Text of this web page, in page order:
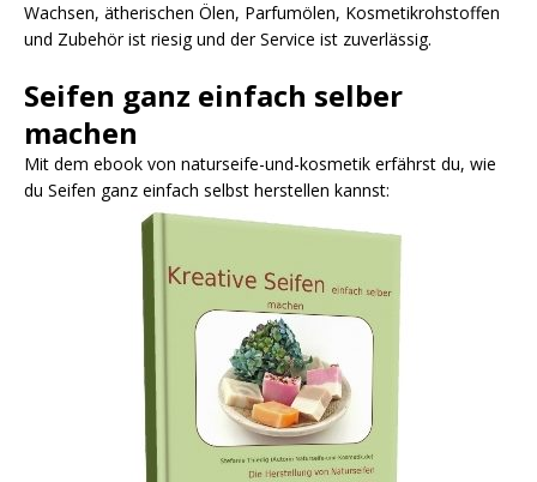
Wachsen, ätherischen Ölen, Parfumölen, Kosmetikrohstoffen
und Zubehör ist riesig und der Service ist zuverlässig.
Seifen ganz einfach selber
machen
Mit dem ebook von naturseife-und-kosmetik erfährst du, wie
du Seifen ganz einfach selbst herstellen kannst: